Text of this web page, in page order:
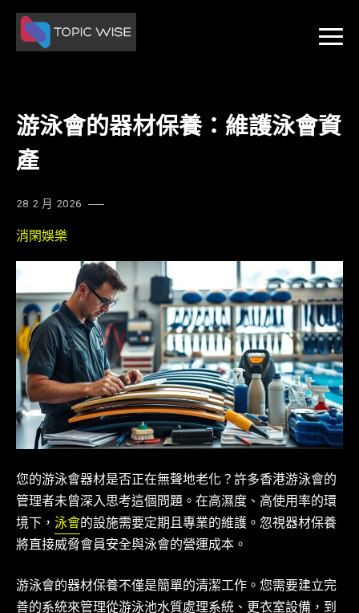
Skip
content
游泳會的器材保養：維護泳會資
產
28 2 月 2026
消閑娛樂
您的游泳會器材是否正在無聲地老化？許多香港游泳會的
管理者未曾深入思考這個問題。在高濕度、高使用率的環
境下， 泳會的設施需要定期且專業的維護。忽視器材保養
將直接威脅會員安全與泳會的營運成本。
游泳會的器材保養不僅是簡單的清潔工作。您需要建立完
善的系統來管理從游泳池水質處理系統、更衣室設備，到